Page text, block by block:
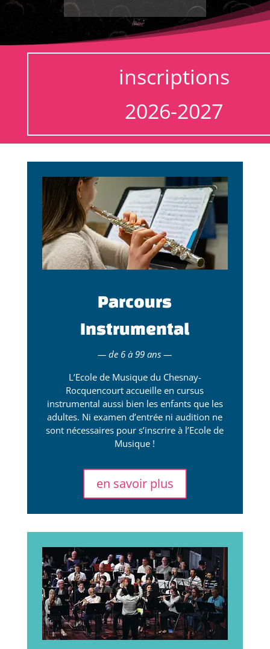
inscriptions
2026-2027
Parcours
Instrumental
— de 6 à 99 ans —
L’Ecole de Musique du Chesnay-
Rocquencourt accueille en cursus
instrumental aussi bien les enfants que les
adultes. Ni examen d’entrée ni audition ne
sont nécessaires pour s’inscrire à l’Ecole de
Musique !
en savoir plus